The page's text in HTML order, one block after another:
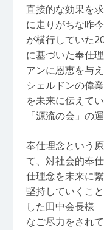
直接的な効果を
に走りがちな昨
が横行していた
に基づいた奉仕
アンに恩恵を与
シェルドンの偉
を未来に伝えて
「源流の会」の
奉仕理念という
て、対社会的奉
仕理念を未来に
堅持していくこ
した田中会長様
なご尽力をされ